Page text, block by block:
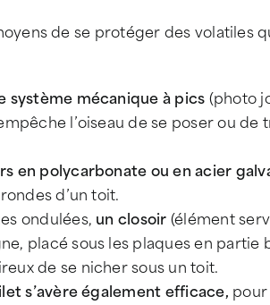
de se protéger des volatiles
système mécanique à pics(photo
l’oiseau de se poser ou
en polycarbonate ou en acier
d’un toit.
ondulées, un closoir(élément
placé sous les plaques en partie
de se nicher sous un toit.
s’avère également efficace, pour